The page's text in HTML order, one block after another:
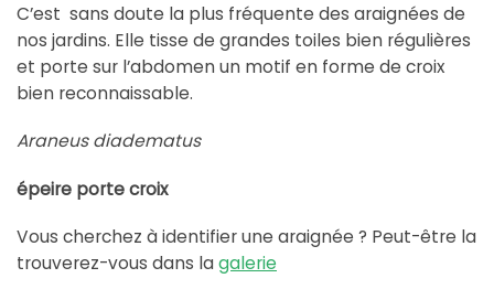
C’est sans doute la plus fréquente des araignées de
nos jardins. Elle tisse de grandes toiles bien régulières
et porte sur l’abdomen un motif en forme de croix
bien reconnaissable.
Araneus diadematus
épeire porte croix
Vous cherchez à identifier une araignée ? Peut-être la
trouverez-vous dans lagalerie